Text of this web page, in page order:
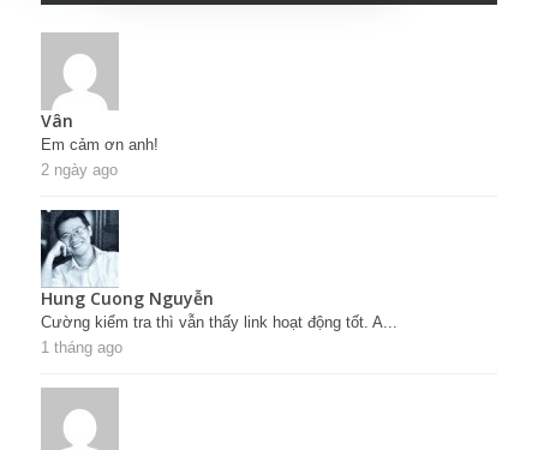
Vân
Em cảm ơn anh!
2 ngày ago
Hung Cuong Nguyễn
Cường kiểm tra thì vẫn thấy link hoạt động tốt. A...
1 tháng ago